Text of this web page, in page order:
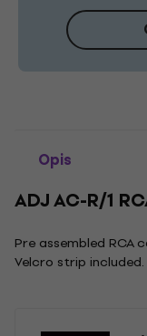
Opis
ADJ AC-R/1
Pre assembled RCA
Velcro strip included.